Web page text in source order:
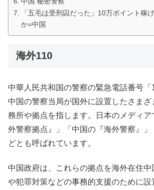
「五毛は受刑囚だった」10万ポイント稼
か=中国
海外110
中華人民共和国の警察の緊急電話番号「
中国の警察当局が国外に設置したさま
務所や拠点を指します。日本のメディ
外警察拠点』」「中国の『海外警察』」
どとも呼ばれています。
中国政府は、これらの拠点を海外在住
や犯罪対策などの事務的支援のために設